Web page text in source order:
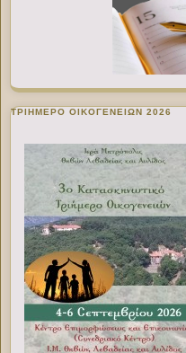
ΤΡΙΗΜΕΡΟ ΟΙΚΟΓΕΝΕΙΩΝ 2026